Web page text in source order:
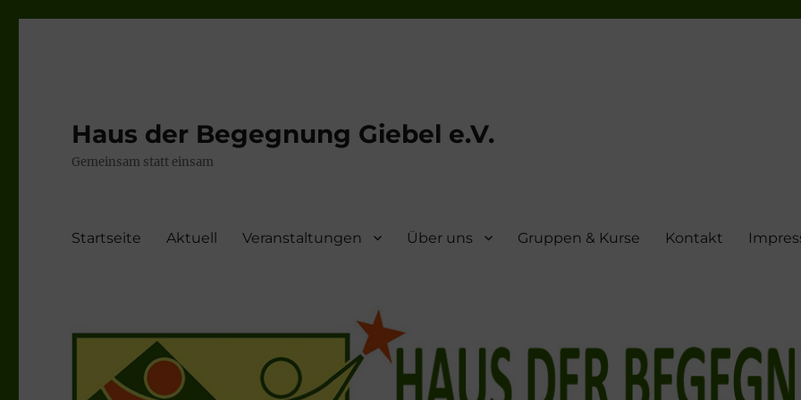
Haus der Begegnung Giebel e.V.
Gemeinsam statt einsam
Startseite Aktuell Veranstaltungen Über uns Gruppen & Kurse Kontakt